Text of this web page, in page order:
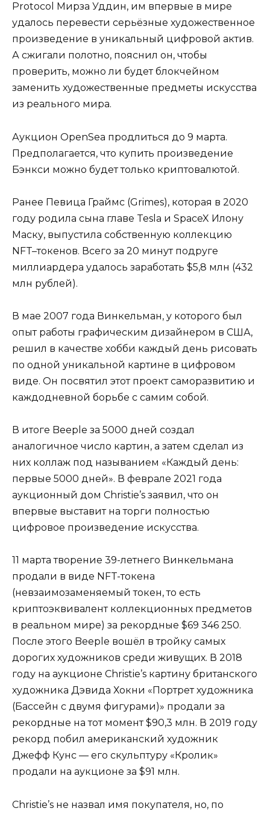
Protocol Мирза Уддин, им впервые в мире
удалось перевести серьёзные художественное
произведение в уникальный цифровой актив.
А сжигали полотно, пояснил он, чтобы
проверить, можно ли будет блокчейном
заменить художественные предметы искусства
из реального мира.
Аукцион OpenSea продлиться до 9 марта.
Предполагается, что купить произведение
Бэнкси можно будет только криптовалютой.
Ранее Певица Граймс (Grimes), которая в 2020
году родила сына главе Tesla и SpaceX Илону
Маску, выпустила собственную коллекцию
NFT–токенов. Всего за 20 минут подруге
миллиардера удалось заработать $5,8 млн (432
млн рублей).
В мае 2007 года Винкельман, у которого был
опыт работы графическим дизайнером в США,
решил в качестве хобби каждый день рисовать
по одной уникальной картине в цифровом
виде. Он посвятил этот проект саморазвитию и
каждодневной борьбе с самим собой.
В итоге Beeple за 5000 дней создал
аналогичное число картин, а затем сделал из
них коллаж под называнием «Каждый день:
первые 5000 дней». В феврале 2021 года
аукционный дом Christie’s заявил, что он
впервые выставит на торги полностью
цифровое произведение искусства.
11 марта творение 39-летнего Винкельмана
продали в виде NFT-токена
(невзаимозаменяемый токен, то есть
криптоэквивалент коллекционных предметов
в реальном мире) за рекордные $69 346 250.
После этого Beeple вошёл в тройку самых
дорогих художников среди живущих. В 2018
году на аукционе Christie’s картину британского
художника Дэвида Хокни «Портрет художника
(Бассейн с двумя фигурами)» продали за
рекордные на тот момент $90,3 млн. В 2019 году
рекорд побил американский художник
Джефф Кунс — его скульптуру «Кролик»
продали на аукционе за $91 млн.
Christie’s не назвал имя покупателя, но, по